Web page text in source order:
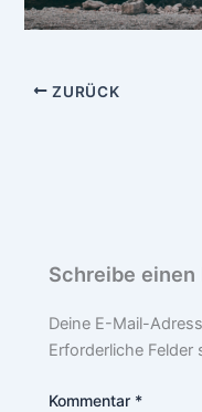
ZURÜCK
Schreibe einen
Deine E-Mail-
Erforderliche Felder
Kommentar *